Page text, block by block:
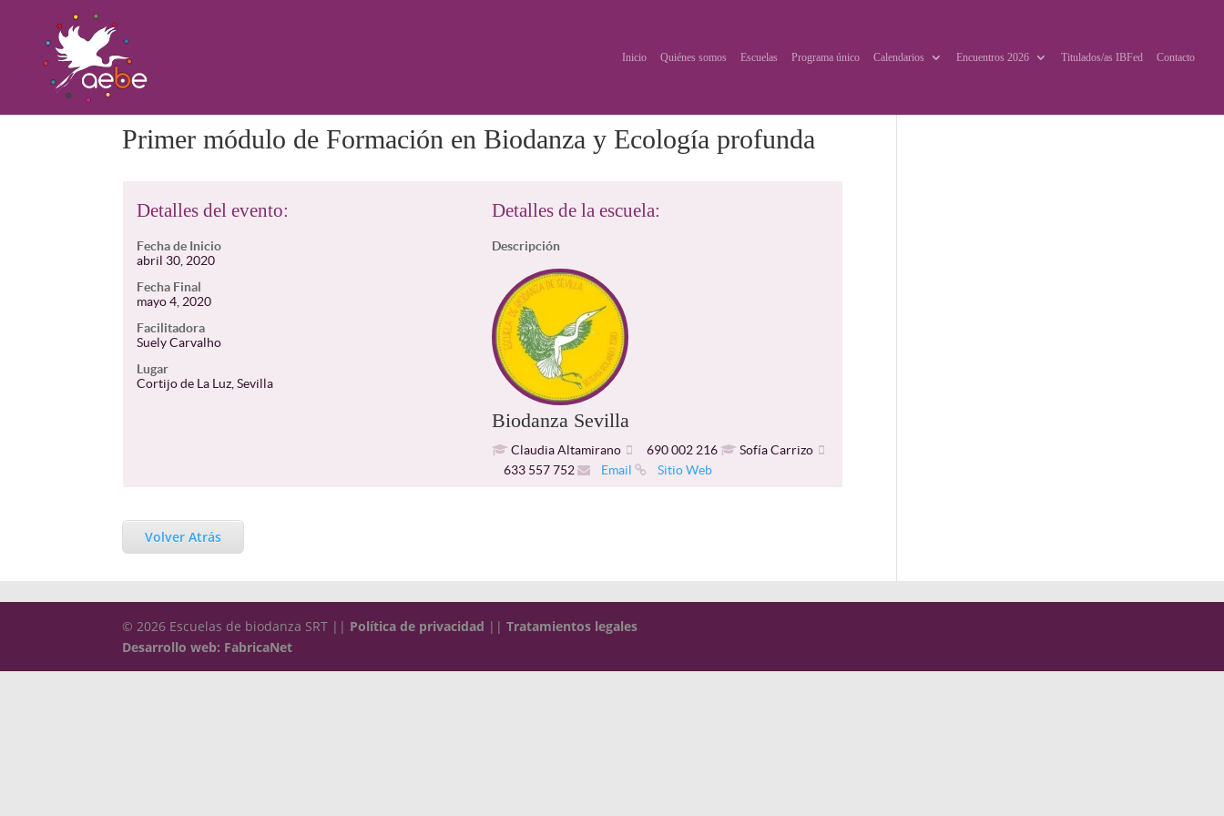
Inicio Quiénes somos Escuelas Programa único Calendarios Encuentros 2026 Titulados/as IBFed Contacto
Primer módulo de Formación en Biodanza y Ecología profunda
Detalles del evento:
Fecha de Inicio
abril 30, 2020
Fecha Final
mayo 4, 2020
Facilitadora
Suely Carvalho
Lugar
Cortijo de La Luz, Sevilla
Detalles de la escuela:
Descripción
Biodanza Sevilla
Claudia Altamirano 690 002 216
Sofía Carrizo
633 557 752
Email Sitio Web
Volver Atrás
© 2026 Escuelas de biodanza SRT || Política de privacidad ||Tratamientos legales
Desarrollo web: FabricaNet